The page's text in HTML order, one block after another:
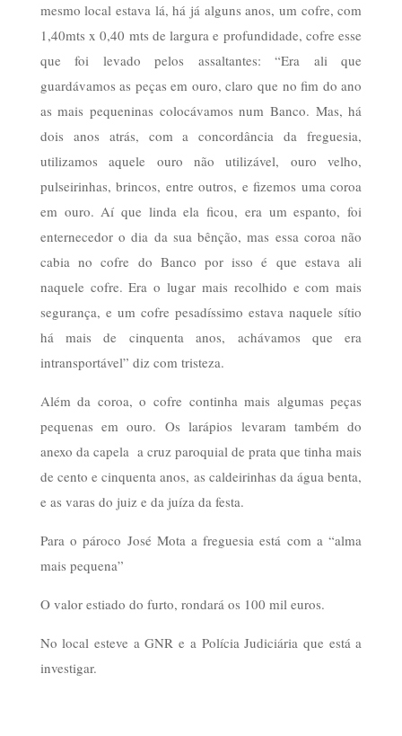
mesmo local estava lá, há já alguns anos, um cofre, com
1,40mts x 0,40 mts de largura e profundidade, cofre esse
que foi levado pelos assaltantes: “Era ali que
guardávamos as peças em ouro, claro que no fim do ano
as mais pequeninas colocávamos num Banco. Mas, há
dois anos atrás, com a concordância da freguesia,
utilizamos aquele ouro não utilizável, ouro velho,
pulseirinhas, brincos, entre outros, e fizemos uma coroa
em ouro. Aí que linda ela ficou, era um espanto, foi
enternecedor o dia da sua bênção, mas essa coroa não
cabia no cofre do Banco por isso é que estava ali
naquele cofre. Era o lugar mais recolhido e com mais
segurança, e um cofre pesadíssimo estava naquele sítio
há mais de cinquenta anos, achávamos que era
intransportável” diz com tristeza.
Além da coroa, o cofre continha mais algumas peças
pequenas em ouro. Os larápios levaram também do
anexo da capela a cruz paroquial de prata que tinha mais
de cento e cinquenta anos, as caldeirinhas da água benta,
e as varas do juiz e da juíza da festa.
Para o pároco José Mota a freguesia está com a “alma
mais pequena”
O valor estiado do furto, rondará os 100 mil euros.
No local esteve a GNR e a Polícia Judiciária que está a
investigar.